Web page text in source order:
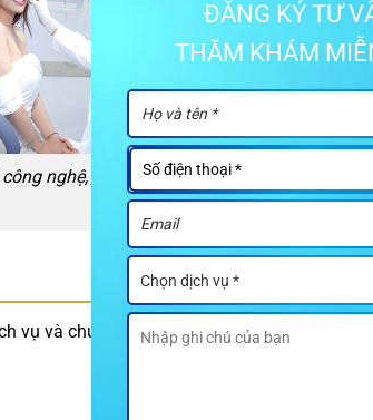
nghệ, chính sách bảo
vụ và chuyên môn bác sĩ.
ĐĂNG KÝ TƯ
THĂM KHÁM